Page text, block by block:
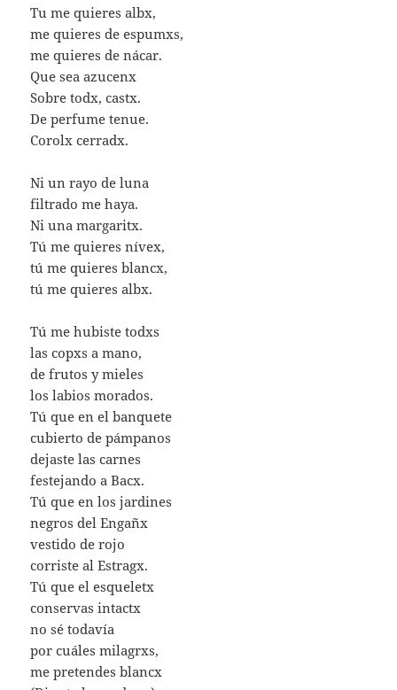
Tu me quieres albx,
me quieres de espumxs,
me quieres de nácar.
Que sea azucenx
Sobre todx, castx.
De perfume tenue.
Corolx cerradx.
Ni un rayo de luna
filtrado me haya.
Ni una margaritx.
Tú me quieres nívex,
tú me quieres blancx,
tú me quieres albx.
Tú me hubiste todxs
las copxs a mano,
de frutos y mieles
los labios morados.
Tú que en el banquete
cubierto de pámpanos
dejaste las carnes
festejando a Bacx.
Tú que en los jardines
negros del Engañx
vestido de rojo
corriste al Estragx.
Tú que el esqueletx
conservas intactx
no sé todavía
por cuáles milagrxs,
me pretendes blancx